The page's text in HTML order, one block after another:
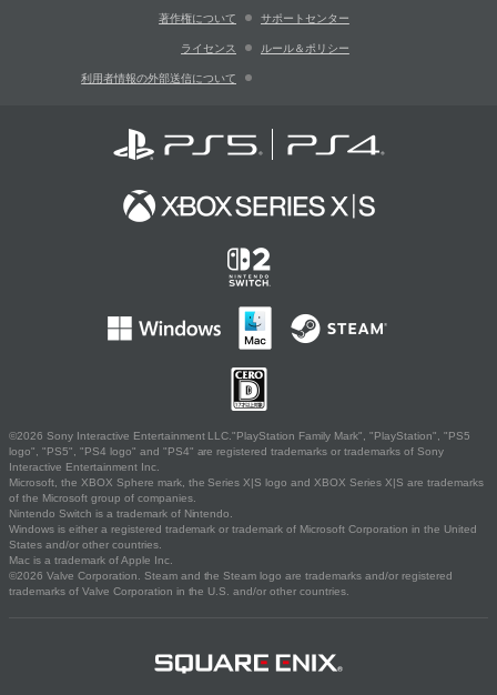
著作権について サポートセンター
ライセンス ルール＆ポリシー
利用者情報の外部送信について
©2026 Sony Interactive Entertainment LLC."PlayStation Family Mark", "PlayStation", "PS5
logo", "PS5", "PS4 logo" and "PS4" are registered trademarks or trademarks of Sony
Interactive Entertainment Inc.
Microsoft, the XBOX Sphere mark, the Series X|S logo and XBOX Series X|S are trademarks
of the Microsoft group of companies.
Nintendo Switch is a trademark of Nintendo.
Windows is either a registered trademark or trademark of Microsoft Corporation in the United
States and/or other countries.
Mac is a trademark of Apple Inc.
©2026 Valve Corporation. Steam and the Steam logo are trademarks and/or registered
trademarks of Valve Corporation in the U.S. and/or other countries.